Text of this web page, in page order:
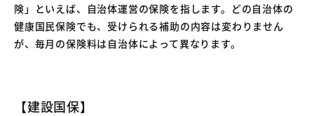
険」といえば、自治体運営の保険を指します。どの自治体の
健康国民保険でも、受けられる補助の内容は変わりません
が、毎月の保険料は自治体によって異なります。
【建設国保】